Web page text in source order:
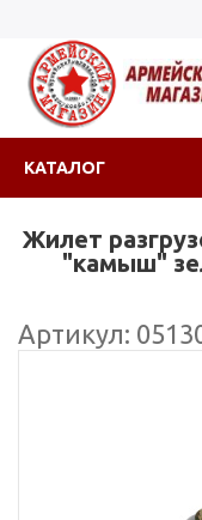
КАТАЛОГ
Жилет
"камыш"
Артикул: